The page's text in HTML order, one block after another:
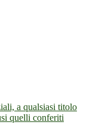
a qualsiasi titolo
quelli conferiti